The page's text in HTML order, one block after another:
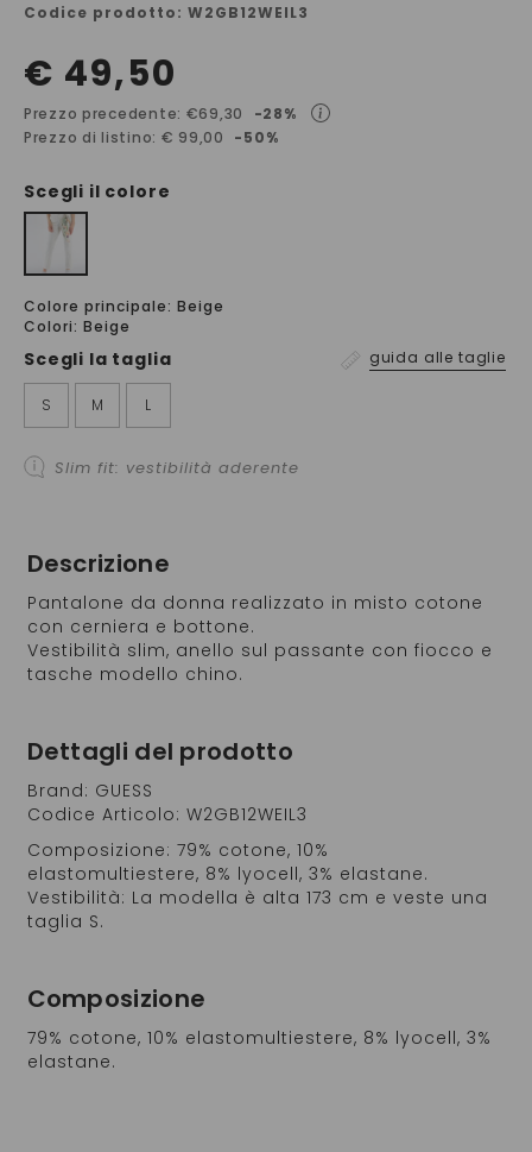
Codice prodotto: W2GB12WEIL3
€ 49,50
Prezzo precedente: €69,30
-28%
Prezzo di listino: € 99,00
-50%
Scegli il colore
Colore principale: Beige
Colori: Beige
Scegli la taglia guida alle taglie
S M L
Slim fit: vestibilità aderente
Descrizione
Pantalone da donna realizzato in misto cotone
con cerniera e bottone.
Vestibilità slim, anello sul passante con fiocco e
tasche modello chino.
Dettagli del prodotto
Brand: GUESS
Codice Articolo: W2GB12WEIL3
Composizione: 79% cotone, 10%
elastomultiestere, 8% lyocell, 3% elastane.
Vestibilità: La modella è alta 173 cm e veste una
taglia S.
Composizione
79% cotone, 10% elastomultiestere, 8% lyocell, 3%
elastane.